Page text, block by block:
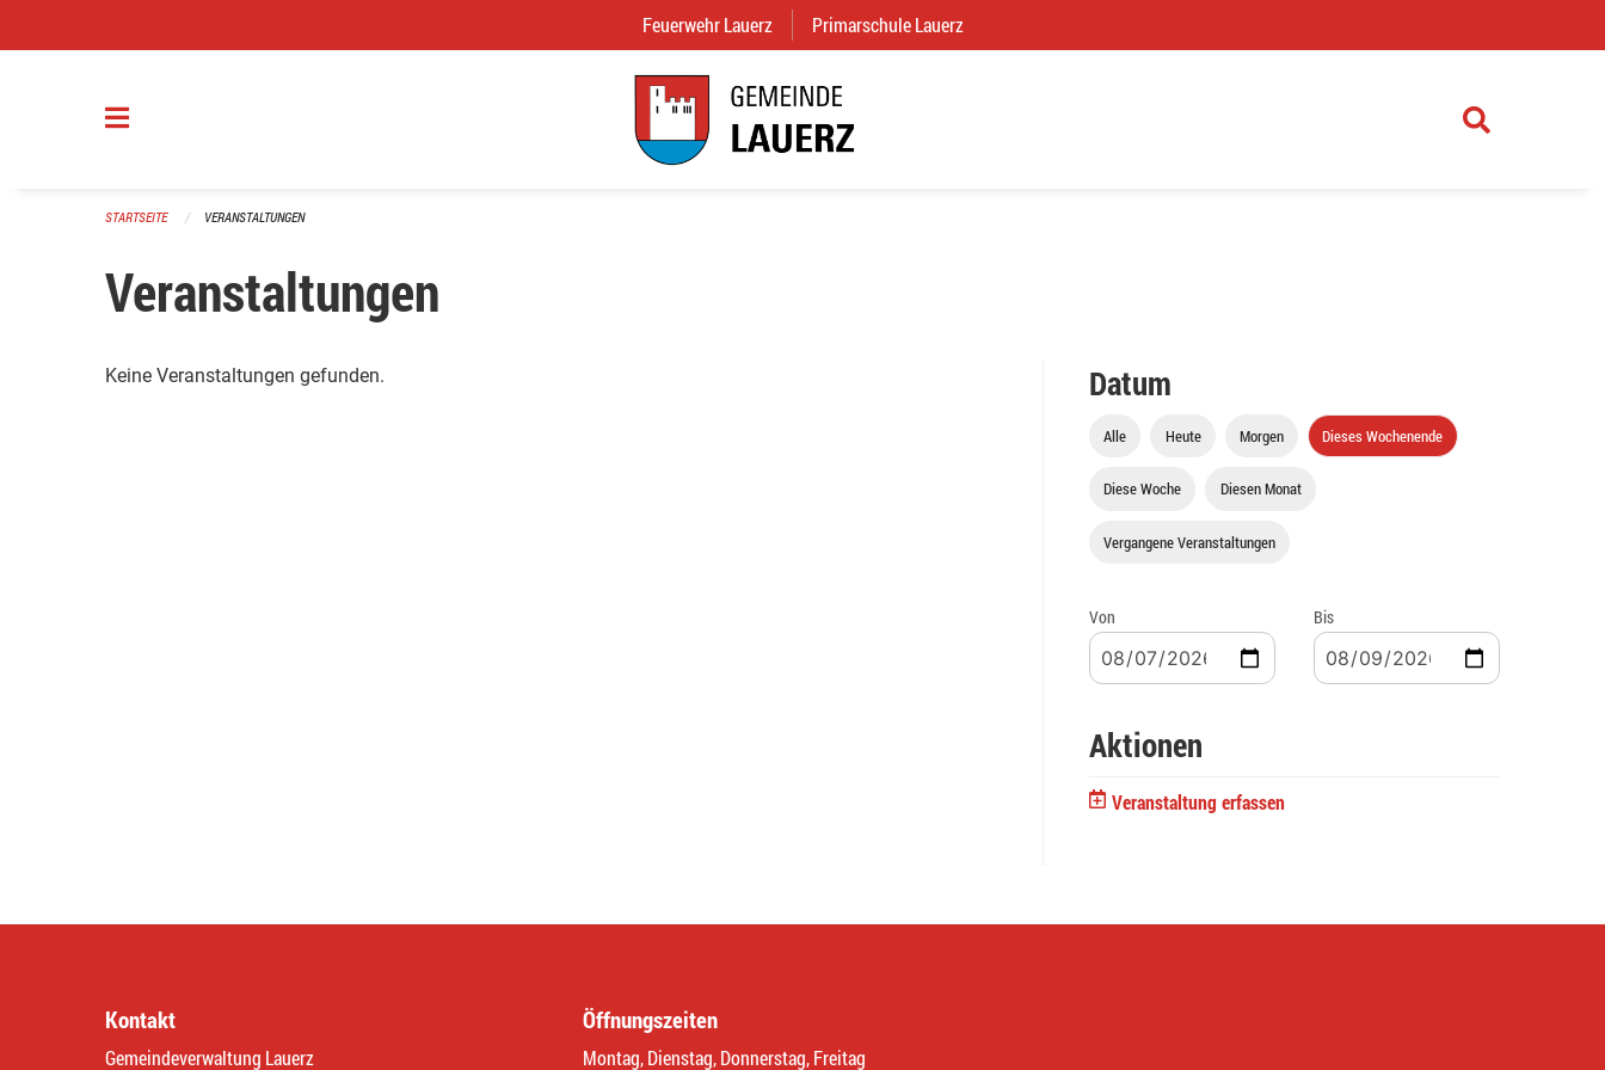
Feuerwehr Lauerz (External Link)
Primarschule Lauerz
STARTSEITE VERANSTALTUNGEN
Veranstaltungen
Keine Veranstaltungen gefunden. Datum
Alle Heute Morgen Dieses Wochenende
Diese Woche Diesen Monat
Vergangene Veranstaltungen
Von Bis
Aktionen
Veranstaltung erfassen
Kontakt
Gemeindeverwaltung Lauerz
Öffnungszeiten
Montag, Dienstag, Donnerstag, Freitag